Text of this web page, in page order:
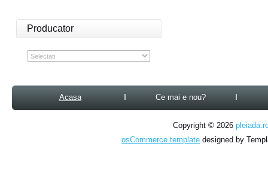
Producator
Acasa Ce mai e nou?
Copyright © 2026
osCommerce template designed by